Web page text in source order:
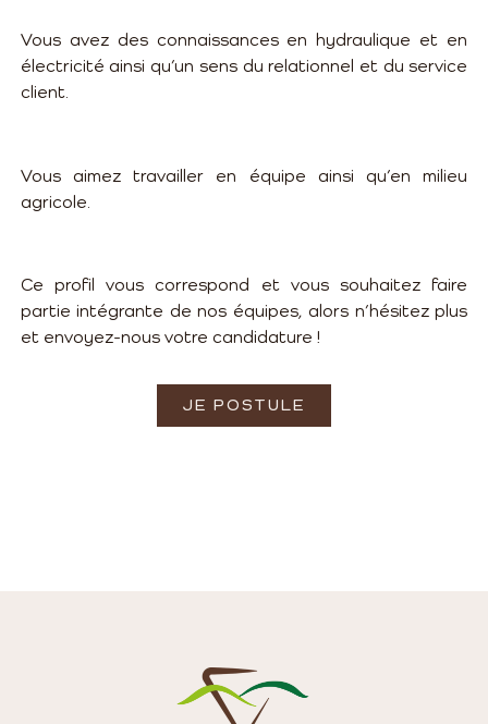
Vous avez des connaissances en hydraulique et en
électricité ainsi qu’un sens du relationnel et du service
client.
Vous aimez travailler en équipe ainsi qu’en milieu
agricole.
Ce profil vous correspond et vous souhaitez faire
partie intégrante de nos équipes, alors n’hésitez plus
et envoyez-nous votre candidature !
JE POSTULE